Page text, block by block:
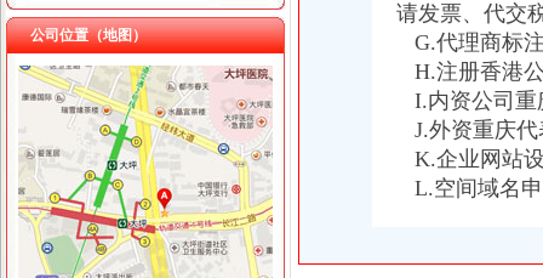
重庆星竣贸易有限责任公司 渝中100万 （进出口权）
重庆海谛升进出口贸易有限公司 渝北100万 （进出口权）
重庆奕欣锦诚商贸有限公司 渝九50万 （工商注册）
重庆信同广告有限公司 渝沙50万 （工商注册）
重庆三虹房地产营销策划有限公司
重庆宝鹰汽车销售有限公司
公司位置（地图）
虚拟地址注册公司
关于注册公司虚拟地址的阿里云网站内容、产品介绍、帮助文档、论坛
上海注册公司虚拟地址注册怎样收费,上海注册公司虚拟地址多少钱
虚拟地址注册公司一次缴费可永久使用？
虚拟地址注册公司-北京小型写字楼出
虚拟地址公司注册【中亿创联吧】_百度贴吧
虚拟地址注册公司的那些事,你都知道吗？-商务服务-绍兴E网
【虚拟地址注册公司北京提供虚拟办公司地址】价格_厂家_图片-Hc
【是无地址注册公司,虚拟地址注册公司】价格_厂家_图片-Hc360慧
虚拟地址注册公司-北京便民网
虚拟地址注册公司有啥风险？虚拟地址注册公司优势_搜狐财经_搜狐网
请发票、代交
G.代理商标
H.注册香港
I.内资公司重
J.外资重庆代
K.企业网站
L.空间域名